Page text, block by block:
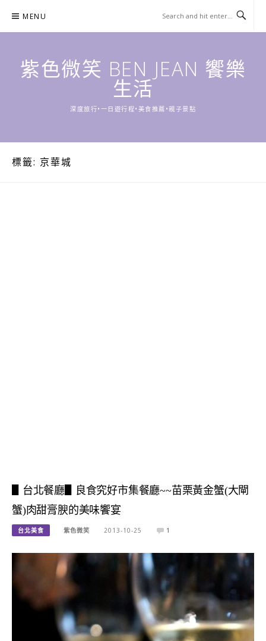
content
MENU
紫色微笑 BEN JEAN 饗樂
生活
深度旅行•一日遊行程•美食推薦•親子景點
標籤: 京華城
▋台北餐廳▋良食究好市集餐廳~~苗栗黃金蟹(大閘
蟹)肉甜膏腴的美味饗宴
台北美食 紫色微笑 2013-10-25 1